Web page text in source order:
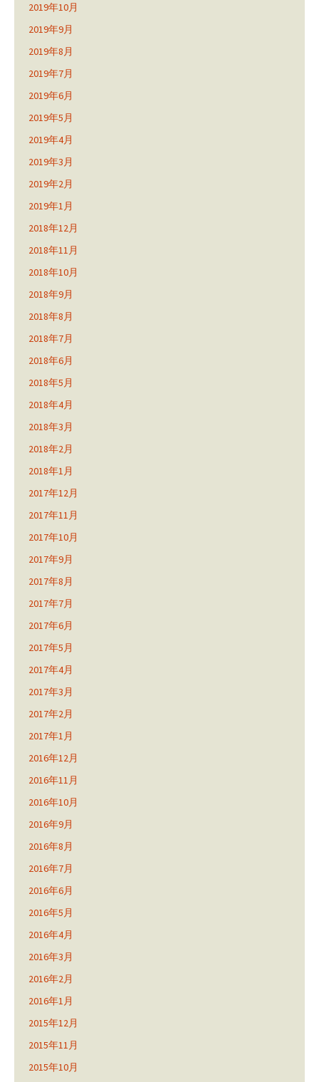
2019年10月
2019年9月
2019年8月
2019年7月
2019年6月
2019年5月
2019年4月
2019年3月
2019年2月
2019年1月
2018年12月
2018年11月
2018年10月
2018年9月
2018年8月
2018年7月
2018年6月
2018年5月
2018年4月
2018年3月
2018年2月
2018年1月
2017年12月
2017年11月
2017年10月
2017年9月
2017年8月
2017年7月
2017年6月
2017年5月
2017年4月
2017年3月
2017年2月
2017年1月
2016年12月
2016年11月
2016年10月
2016年9月
2016年8月
2016年7月
2016年6月
2016年5月
2016年4月
2016年3月
2016年2月
2016年1月
2015年12月
2015年11月
2015年10月